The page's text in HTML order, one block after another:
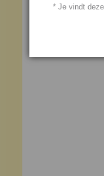
* Je vindt